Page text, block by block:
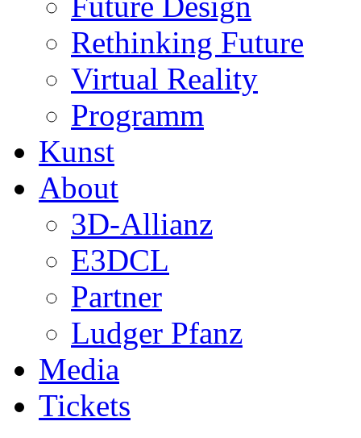
Rethinking Future
Virtual Reality
Programm
Kunst
About
3D-Allianz
E3DCL
Partner
Ludger Pfanz
Media
Tickets